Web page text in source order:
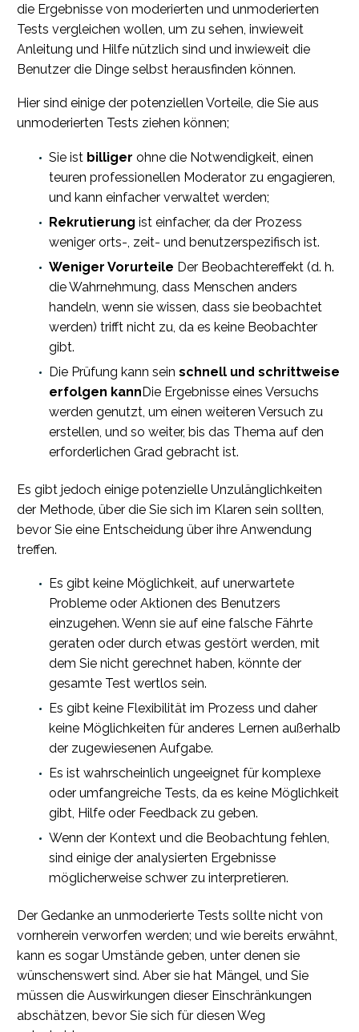
die Ergebnisse von moderierten und unmoderierten
Tests vergleichen wollen, um zu sehen, inwieweit
Anleitung und Hilfe nützlich sind und inwieweit die
Benutzer die Dinge selbst herausfinden können.
Hier sind einige der potenziellen Vorteile, die Sie aus
unmoderierten Tests ziehen können;
Sie ist billiger ohne die Notwendigkeit, einen
teuren professionellen Moderator zu engagieren,
und kann einfacher verwaltet werden;
Rekrutierung ist einfacher, da der Prozess
weniger orts-, zeit- und benutzerspezifisch ist.
Weniger Vorurteile Der Beobachtereffekt (d. h.
die Wahrnehmung, dass Menschen anders
handeln, wenn sie wissen, dass sie beobachtet
werden) trifft nicht zu, da es keine Beobachter
gibt.
Die Prüfung kann sein schnell und schrittweise
erfolgen kannDie Ergebnisse eines Versuchs
werden genutzt, um einen weiteren Versuch zu
erstellen, und so weiter, bis das Thema auf den
erforderlichen Grad gebracht ist.
Es gibt jedoch einige potenzielle Unzulänglichkeiten
der Methode, über die Sie sich im Klaren sein sollten,
bevor Sie eine Entscheidung über ihre Anwendung
treffen.
Es gibt keine Möglichkeit, auf unerwartete
Probleme oder Aktionen des Benutzers
einzugehen. Wenn sie auf eine falsche Fährte
geraten oder durch etwas gestört werden, mit
dem Sie nicht gerechnet haben, könnte der
gesamte Test wertlos sein.
Es gibt keine Flexibilität im Prozess und daher
keine Möglichkeiten für anderes Lernen außerhalb
der zugewiesenen Aufgabe.
Es ist wahrscheinlich ungeeignet für komplexe
oder umfangreiche Tests, da es keine Möglichkeit
gibt, Hilfe oder Feedback zu geben.
Wenn der Kontext und die Beobachtung fehlen,
sind einige der analysierten Ergebnisse
möglicherweise schwer zu interpretieren.
Der Gedanke an unmoderierte Tests sollte nicht von
vornherein verworfen werden; und wie bereits erwähnt,
kann es sogar Umstände geben, unter denen sie
wünschenswert sind. Aber sie hat Mängel, und Sie
müssen die Auswirkungen dieser Einschränkungen
abschätzen, bevor Sie sich für diesen Weg